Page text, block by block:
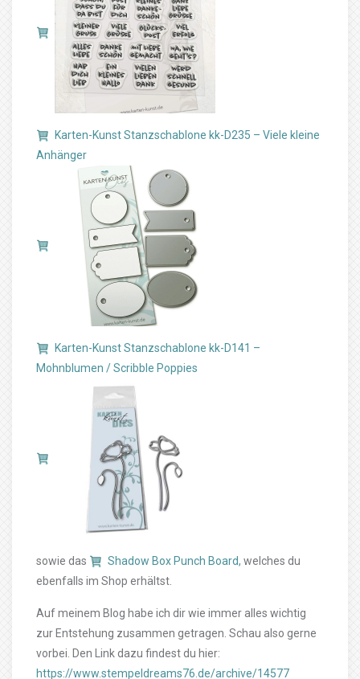
Karten-Kunst Stanzschablone kk-D235 – Viele kleine
Anhänger
Karten-Kunst Stanzschablone kk-D141 –
Mohnblumen / Scribble Poppies
sowie das Shadow Box Punch Board, welches du
ebenfalls im Shop erhältst.
Auf meinem Blog habe ich dir wie immer alles wichtig
zur Entstehung zusammen getragen. Schau also gerne
vorbei. Den Link dazu findest du hier:
https://www.stempeldreams76.de/archive/14577